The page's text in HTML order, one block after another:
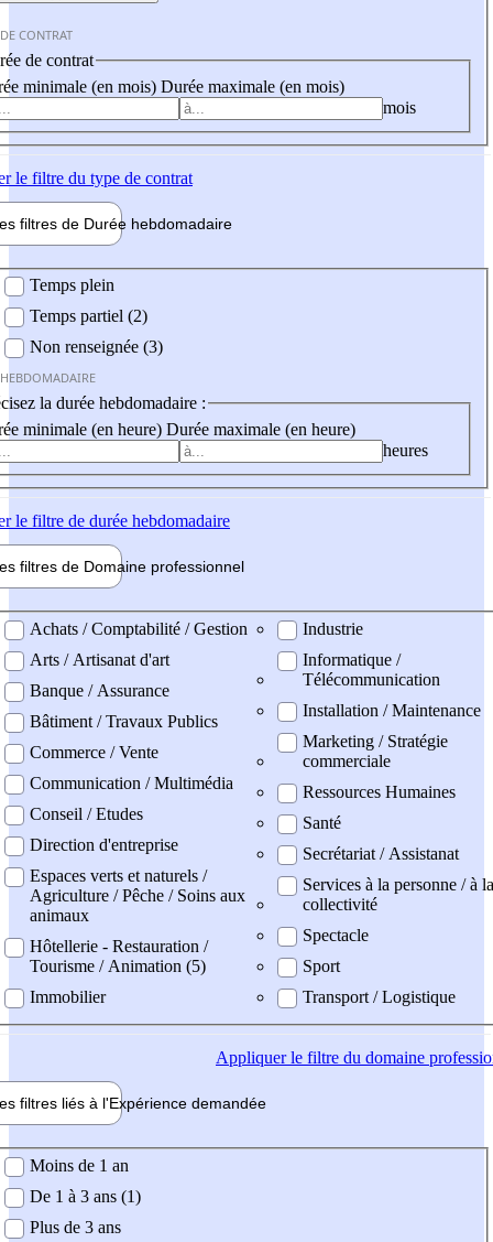
CONTRAT
de contrat
minimale (en mois) Durée maximale (en mois)
mois
le filtre du type de contrat
filtres de Durée hebdomadaire
Temps plein
Temps partiel (2)
Non renseignée (3)
la durée hebdomadaire :
minimale (en heure) Durée maximale (en heure)
heures
le filtre de durée hebdomadaire
filtres de Domaine professionnel
professionel
Achats / Comptabilité / Gestion
Arts / Artisanat d'art
Banque / Assurance
Bâtiment / Travaux Publics
Commerce / Vente
Communication / Multimédia
Conseil / Etudes
Direction d'entreprise
Espaces verts et naturels /
Agriculture / Pêche / Soins aux
animaux
Hôtellerie - Restauration /
Tourisme / Animation (5)
Immobilier
Industrie
Informatique /
Télécommunication
Installation / Maintenance
Marketing / Stratégie
commerciale
Ressources Humaines
Santé
Secrétariat / Assistanat
Services à la personne / à la
collectivité
Spectacle
Sport
Transport / Logistique
Appliquerle filtre du domaine
filtres liés à l'Expérience demandée
demandée
Moins de 1 an
De 1 à 3 ans (1)
Plus de 3 ans